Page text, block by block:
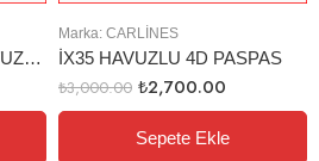
HYUNDAİ TUCSON HAVUZLU 4D PASPAS (2019)
Marka: CARLINES
İX35 HAVUZLU 4D PASPAS
₺3,000.00 ₺2,700.00
Sepete Ekle